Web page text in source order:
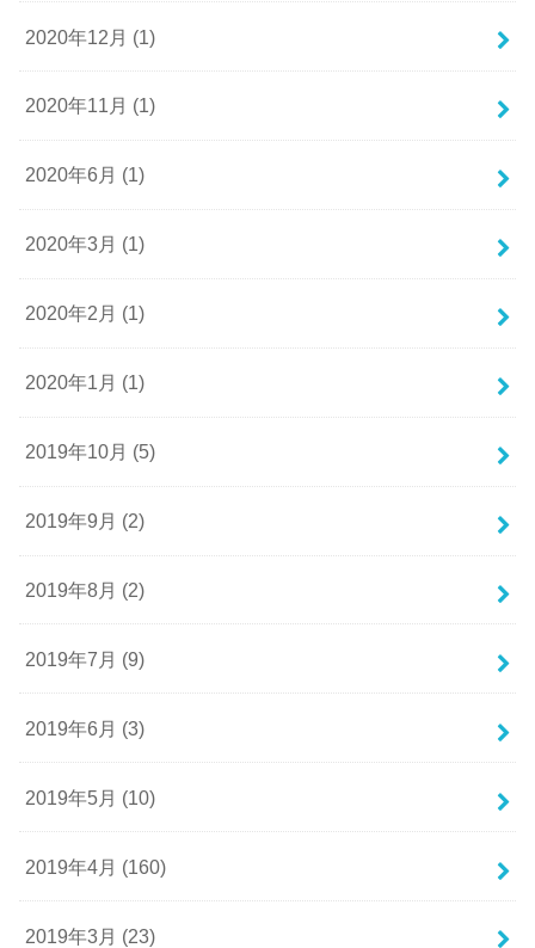
2020年12月 (1)
2020年11月 (1)
2020年6月 (1)
2020年3月 (1)
2020年2月 (1)
2020年1月 (1)
2019年10月 (5)
2019年9月 (2)
2019年8月 (2)
2019年7月 (9)
2019年6月 (3)
2019年5月 (10)
2019年4月 (160)
2019年3月 (23)